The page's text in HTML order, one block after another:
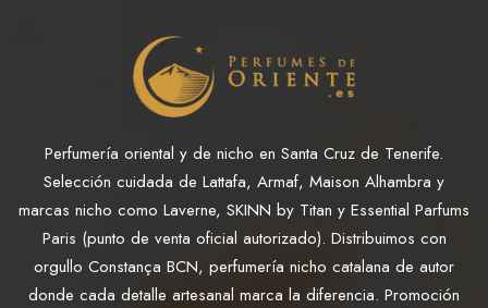
Perfumería oriental y de nicho en Santa Cruz de Tenerife.
Selección cuidada de Lattafa, Armaf, Maison Alhambra y
marcas nicho como Laverne, SKINN by Titan y Essential Parfums
Paris (punto de venta oficial autorizado). Distribuimos con
orgullo Constança BCN, perfumería nicho catalana de autor
donde cada detalle artesanal marca la diferencia. Promoción